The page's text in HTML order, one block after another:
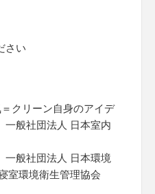
さい
クリーン自身のアイデ
一般社団法人 日本室内
一般社団法人 日本環境
室環境衛生管理協会